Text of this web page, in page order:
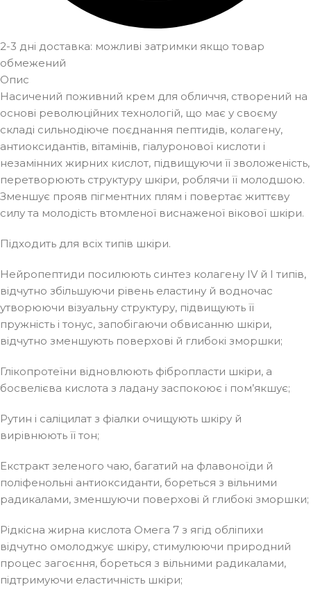
2-3 дні доставка: можливі затримки якщо товар
обмежений
Опис
Насичений поживний крем для обличчя, створений на
основі революційних технологій, що має у своєму
складі сильнодіюче поєднання пептидів, колагену,
антиоксидантів, вітамінів, гіалуронової кислоти і
незамінних жирних кислот, підвищуючи її зволоженість,
перетворюють структуру шкіри, роблячи її молодшою.
Зменшує прояв пігментних плям і повертає життєву
силу та молодість втомленої виснаженої вікової шкіри.
Підходить для всіх типів шкіри.
Нейропептиди посилюють синтез колагену IV й I типів,
відчутно збільшуючи рівень еластину й водночас
утворюючи візуальну структуру, підвищують її
пружність і тонус, запобігаючи обвисанню шкіри,
відчутно зменшують поверхові й глибокі зморшки;
Глікопротеїни відновлюють фібропласти шкіри, а
босвелієва кислота з ладану заспокоює і пом’якшує;
Рутин і саліцилат з фіалки очищують шкіру й
вирівнюють її тон;
Екстракт зеленого чаю, багатий на флавоноїди й
поліфенольні антиоксиданти, бореться з вільними
радикалами, зменшуючи поверхові й глибокі зморшки;
Рідкісна жирна кислота Омега 7 з ягід обліпихи
відчутно омолоджує шкіру, стимулюючи природний
процес загоєння, бореться з вільними радикалами,
підтримуючи еластичність шкіри;